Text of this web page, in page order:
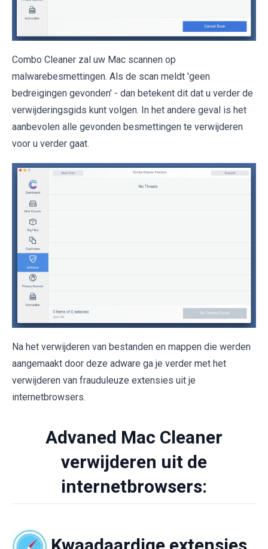
Combo Cleaner zal uw Mac scannen op
malwarebesmettingen. Als de scan meldt 'geen
bedreigingen gevonden' - dan betekent dit dat u verder de
verwijderingsgids kunt volgen. In het andere geval is het
aanbevolen alle gevonden besmettingen te verwijderen
voor u verder gaat.
Na het verwijderen van bestanden en mappen die werden
aangemaakt door deze adware ga je verder met het
verwijderen van frauduleuze extensies uit je
internetbrowsers.
Advaned Mac Cleaner
verwijderen uit de
internetbrowsers: